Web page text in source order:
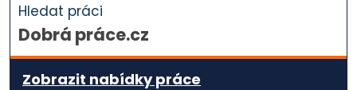
Hledat práci
Dobrá práce.cz
Zobrazit nabídky práce